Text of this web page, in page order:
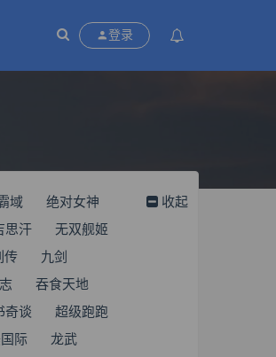
登录
域 绝对女神
思汗 无双舰姬
传 九剑
吞食天地
奇谈 超级跑跑
际 龙武
收起